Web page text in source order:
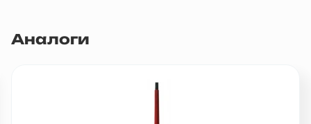
Аналоги